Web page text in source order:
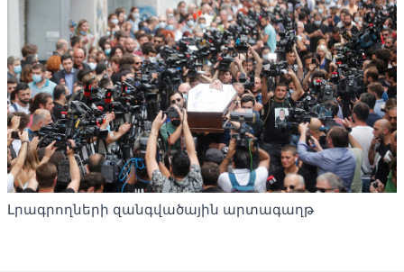
Լրագրողների զանգվածային արտագաղթ